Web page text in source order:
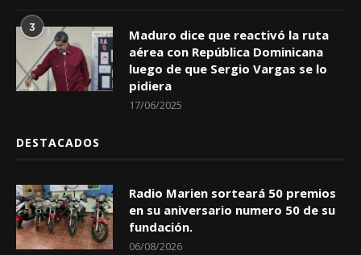
3
Maduro dice que reactivó la ruta
aérea con República Dominicana
luego de que Sergio Vargas se lo
pidiera
17/06/2025
DESTACADOS
Radio Marien sorteará 50 premios
en su aniversario numero 50 de su
fundación.
06/08/2026